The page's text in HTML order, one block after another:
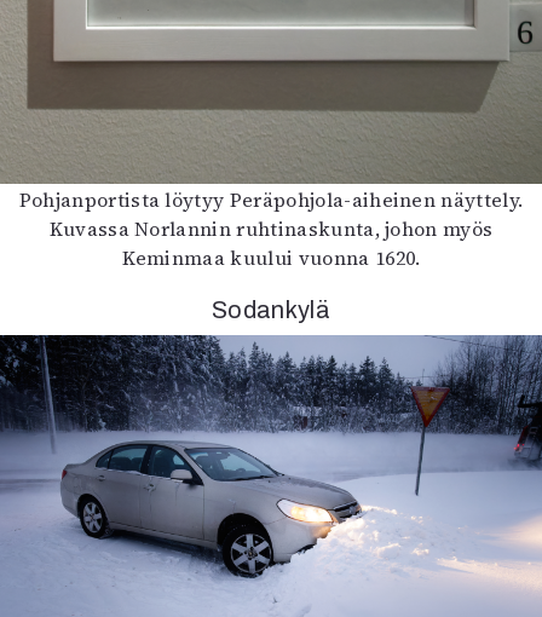
Pohjanportista löytyy Peräpohjola-aiheinen näyttely.
Kuvassa Norlannin ruhtinaskunta, johon myös
Keminmaa kuului vuonna 1620.
Sodankylä